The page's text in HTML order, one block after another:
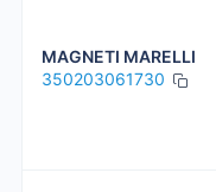
MAGNETI MARELLI
350203061730